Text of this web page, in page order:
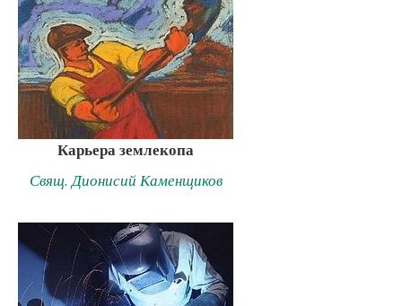
Карьера землекопа
Свящ. Дионисий Каменщиков